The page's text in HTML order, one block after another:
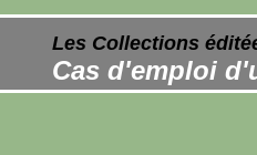
Les Collections
Cas d'emploi